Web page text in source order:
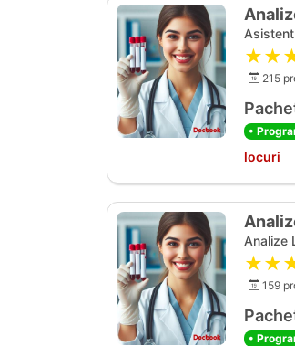
215
•
locuri
Analize
159
•